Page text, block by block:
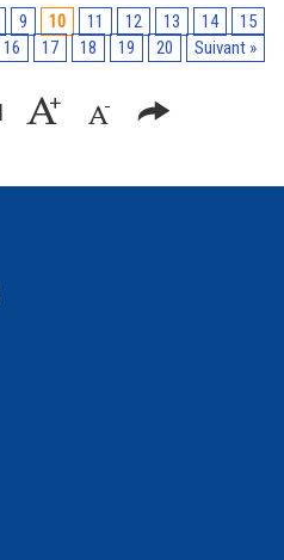
9 10 11 12 13 14
15
16
17 18 19 20 Suivant »